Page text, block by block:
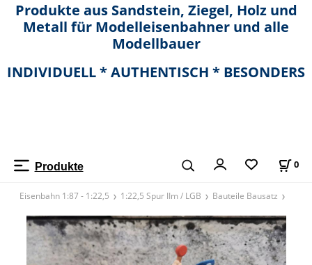
Produkte aus Sandstein, Ziegel, Holz und
Metall für Modelleisenbahner und alle
Modellbauer
INDIVIDUELL * AUTHENTISCH * BESONDERS
Produkte 0
Eisenbahn 1:87 - 1:22,5 1:22,5 Spur IIm / LGB Bauteile Bausatz